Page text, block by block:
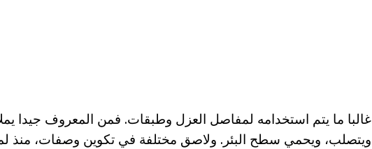
غالبا ما يتم استخدامه لمفاصل العزل وطبقات. فمن المعروف جيدا
ويتصلب، ويحمي سطح البئر. ولاصق مختلفة في تكوين وصفات، منذ